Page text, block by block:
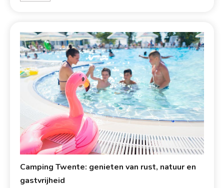
Camping Twente: genieten van rust, natuur en
gastvrijheid